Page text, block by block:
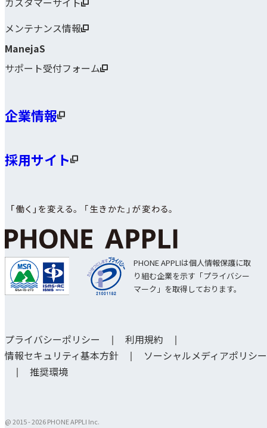
メンテナンス情報
ManejaS
サポート受付フォーム
企業情報
採用サイト
PHONE APPLIは個人情報保護に取
り組む企業を示す「プライバシー
マーク」を取得しております。
プライバシーポリシー
利用規約
情報セキュリティ基本方針
ソーシャルメディアポリシー
推奨環境
@ 2015 -2026 PHONE APPLI Inc.